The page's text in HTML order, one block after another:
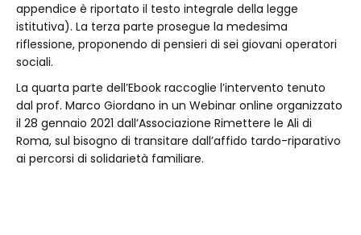
appendice è riportato il testo integrale della legge
istitutiva). La terza parte prosegue la medesima
riflessione, proponendo di pensieri di sei giovani operatori
sociali.
La quarta parte dell’Ebook raccoglie l’intervento tenuto
dal prof. Marco Giordano in un Webinar online organizzato
il 28 gennaio 2021 dall’Associazione Rimettere le Ali di
Roma, sul bisogno di transitare dall’affido tardo-riparativo
ai percorsi di solidarietà familiare.